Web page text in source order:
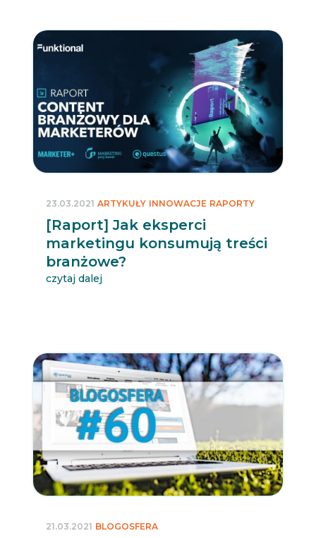
[Raport] Jak eksperci
marketingu konsumują treści
branżowe?
23.03.2021 ARTYKUŁY INNOWACJE RAPORTY
czytaj dalej
21.03.2021 BLOGOSFERA